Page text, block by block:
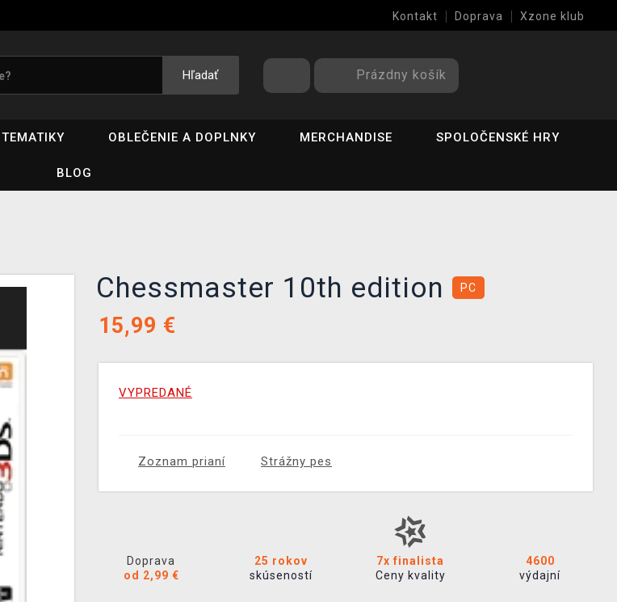
Kontakt Doprava Xzone klub
Hľadať Prázdny košík
TEMATIKY OBLEČENIE A DOPLNKY MERCHANDISE SPOLOČENSKÉ HRY
BLOG
Chessmaster 10th edition PC
15,99 €
VYPREDANÉ
Zoznam prianí Strážny pes
Doprava
od 2,99 €
25 rokov
skúseností
7x finalista
Ceny kvality
4600
výdajní